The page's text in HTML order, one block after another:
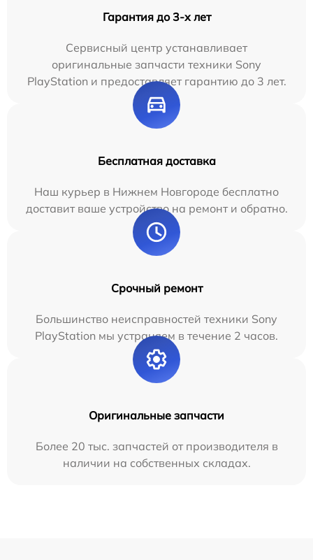
Гарантия до 3-х лет
Сервисный центр устанавливает
оригинальные запчасти техники Sony
PlayStation и предоставляет гарантию до 3 лет.
Бесплатная доставка
Наш курьер в Нижнем Новгороде бесплатно
доставит ваше устройство на ремонт и обратно.
Срочный ремонт
Большинство неисправностей техники Sony
PlayStation мы устраняем в течение 2 часов.
Оригинальные запчасти
Более 20 тыс. запчастей от производителя в
наличии на собственных складах.